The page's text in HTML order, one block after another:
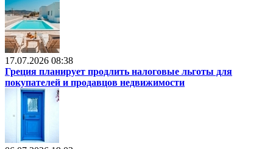
17.07.2026 08:38
Греция планирует продлить налоговые льготы для
покупателей и продавцов недвижимости